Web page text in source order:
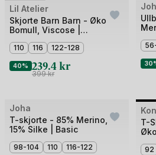
Outlet
Bilde
av
Lil Atelier
Skjorte Barn Barn - Øko
Bomull, Viscose |
SHIRT LIL
110 116 122-128
40% 239.4kr
399kr
Outlet
Joha
T-skjorte - 85% Merino,
15% Silke | Basic
98-104 110 116-122
Bilde
av
T-
92